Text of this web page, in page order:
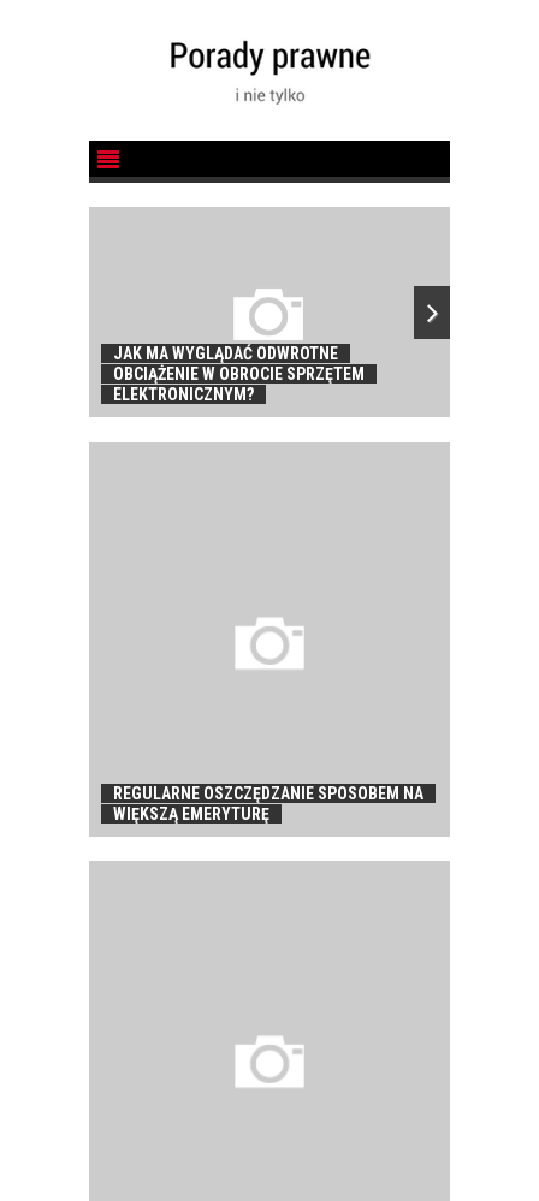
JAK MA WYGLĄDAĆ ODWROTNE
OBCIĄŻENIE W OBROCIE SPRZĘTEM
ELEKTRONICZNYM?
REGULARNE OSZCZĘDZANIE SPOSOBEM NA
WIĘKSZĄ EMERYTURĘ